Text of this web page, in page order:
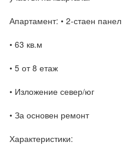
Апартамент: • 2-стаен панел
• 63 кв.м
• 5 от 8 етаж
• Изложение север/юг
• За основен ремонт
Характеристики: